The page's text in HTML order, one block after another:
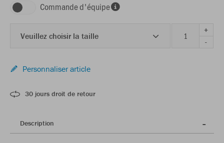
Commande d'équipe
Veuillez choisir la taille
+
-
Personnaliser article
30 jours droit de retour
Description